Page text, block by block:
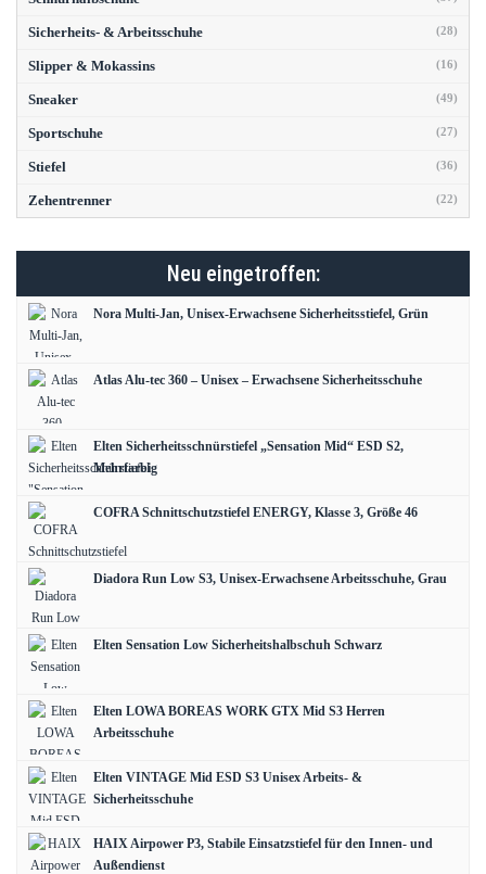
Sicherheits- & Arbeitsschuhe (28)
Slipper & Mokassins (16)
Sneaker (49)
Sportschuhe (27)
Stiefel (36)
Zehentrenner (22)
Neu eingetroffen:
Nora Multi-Jan, Unisex-Erwachsene Sicherheitsstiefel, Grün
Atlas Alu-tec 360 – Unisex – Erwachsene Sicherheitsschuhe
Elten Sicherheitsschnürstiefel „Sensation Mid“ ESD S2,
Mehrfarbig
COFRA Schnittschutzstiefel ENERGY, Klasse 3, Größe 46
Diadora Run Low S3, Unisex-Erwachsene Arbeitsschuhe, Grau
Elten Sensation Low Sicherheitshalbschuh Schwarz
Elten LOWA BOREAS WORK GTX Mid S3 Herren
Arbeitsschuhe
Elten VINTAGE Mid ESD S3 Unisex Arbeits- &
Sicherheitsschuhe
HAIX Airpower P3, Stabile Einsatzstiefel für den Innen- und
Außendienst